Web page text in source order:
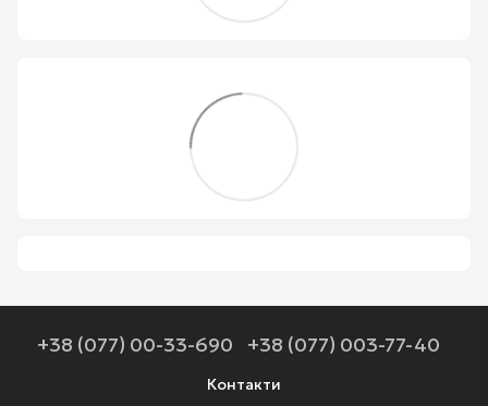
+38 (077) 00-33-690 +38 (077) 003-77-40
Контакти